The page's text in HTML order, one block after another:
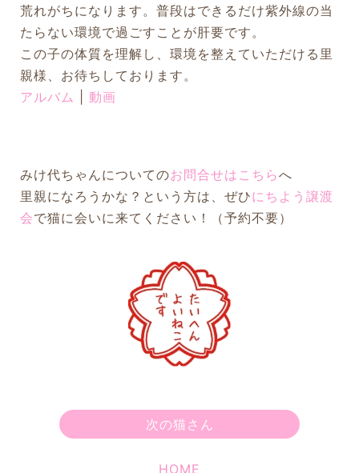
荒れがちになります。普段はできるだけ紫外線の当
たらない環境で過ごすことが肝要です。
この子の体質を理解し、環境を整えていただける里
親様、お待ちしております。
アルバム
動画
みけ代ちゃんについてのお問合せはこちらへ
里親になろうかな？という方は、ぜひにちよう譲渡
会で猫に会いに来てください！（予約不要）
次の猫さん
HOME